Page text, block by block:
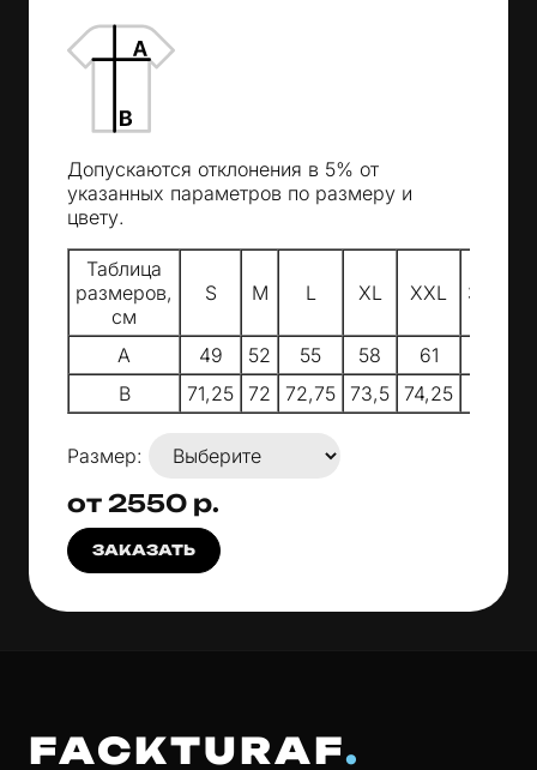
Допускаются отклонения в 5% от
указанных параметров по размеру и
цвету.
Таблица
размеров,
см
S M L XL XXL 3XL
A 49 52 55 58 61
B
71,25 72 72,75 73,5 74,25
Размер:
от 2550 р.
ЗАКАЗАТЬ
FACKTURAF